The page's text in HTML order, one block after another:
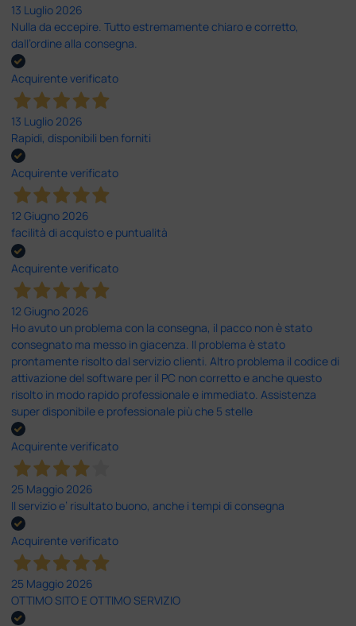
13 Luglio 2026
Nulla da eccepire. Tutto estremamente chiaro e corretto,
dall’ordine alla consegna.
Acquirente verificato
13 Luglio 2026
Rapidi, disponibili ben forniti
Acquirente verificato
12 Giugno 2026
facilità di acquisto e puntualità
Acquirente verificato
12 Giugno 2026
Ho avuto un problema con la consegna, il pacco non è stato
consegnato ma messo in giacenza. Il problema è stato
prontamente risolto dal servizio clienti. Altro problema il codice di
attivazione del software per il PC non corretto e anche questo
risolto in modo rapido professionale e immediato. Assistenza
super disponibile e professionale più che 5 stelle
Acquirente verificato
25 Maggio 2026
Il servizio e’ risultato buono, anche i tempi di consegna
Acquirente verificato
25 Maggio 2026
OTTIMO SITO E OTTIMO SERVIZIO